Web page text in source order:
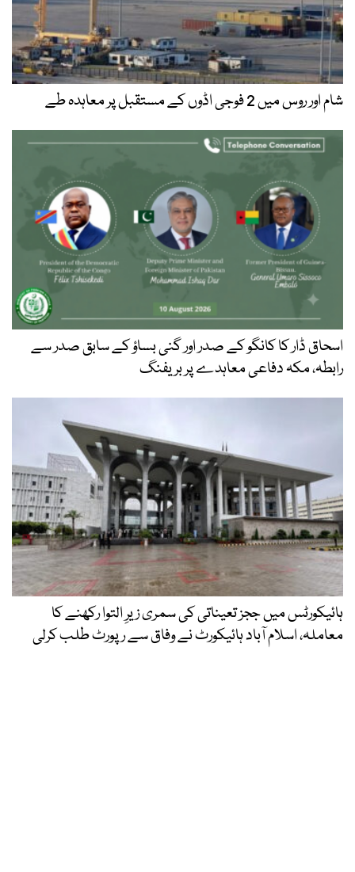
شام اور روس میں 2 فوجی اڈوں کے مستقبل پر معاہدہ طے
اسحاق ڈار کا کانگو کے صدر اور گنی بساؤ کے سابق صدر سے
رابطہ، مکہ دفاعی معاہدے پر بریفنگ
ہائیکورٹس میں ججز تعیناتی کی سمری زیرِ التوا رکھنے کا
معاملہ، اسلام آباد ہائیکورٹ نے وفاق سے رپورٹ طلب کرلی